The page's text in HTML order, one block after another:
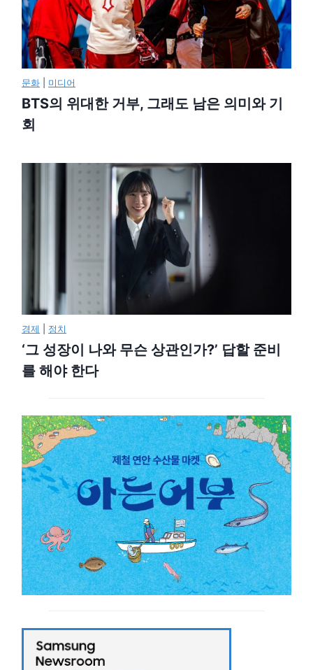
문화 미디어
BTS의 위대한 거부, 그래도 남은 의미와 기
회
경제 정치
‘그 성장이 나와 무슨 상관인가?’ 답할 준비
를 해야 한다